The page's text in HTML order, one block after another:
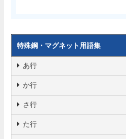
特殊鋼・マグネット用語集
あ行
か行
さ行
た行